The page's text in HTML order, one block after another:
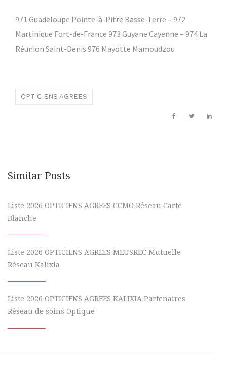
971 Guadeloupe Pointe-à-Pitre Basse-Terre – 972
Martinique Fort-de-France 973 Guyane Cayenne – 974 La
Réunion Saint-Denis 976 Mayotte Mamoudzou
OPTICIENS AGREES
Similar Posts
Liste 2026 OPTICIENS AGREES CCMO Réseau Carte
Blanche
Liste 2026 OPTICIENS AGREES MEUSREC Mutuelle
Réseau Kalixia
Liste 2026 OPTICIENS AGREES KALIXIA Partenaires
Réseau de soins Optique